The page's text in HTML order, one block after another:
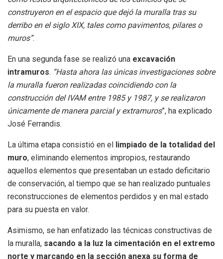
construyeron en el espacio que dejó la muralla tras su
derribo en el siglo XIX, tales como pavimentos, pilares o
muros”.
En una segunda fase se realizó una excavación
intramuros. “Hasta ahora las únicas investigaciones sobre
la muralla fueron realizadas coincidiendo con la
construcción del IVAM entre 1985 y 1987, y se realizaron
únicamente de manera parcial y extramuros”, ha explicado
José Ferrandis.
La última etapa consistió en el limpiado de la totalidad del
muro, eliminando elementos impropios, restaurando
aquellos elementos que presentaban un estado deficitario
de conservación, al tiempo que se han realizado puntuales
reconstrucciones de elementos perdidos y en mal estado
para su puesta en valor.
Asimismo, se han enfatizado las técnicas constructivas de
la muralla, sacando a la luz la cimentación en el extremo
norte y marcando en la sección anexa su forma de